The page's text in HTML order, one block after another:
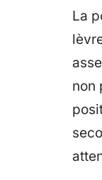
La
non